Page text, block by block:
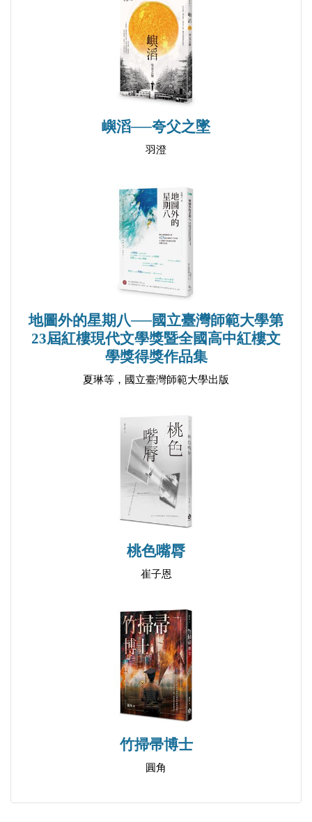
嶼滔──夸父之墜
羽澄
地圖外的星期八──國立臺灣師範大學第
23屆紅樓現代文學獎暨全國高中紅樓文
學獎得獎作品集
夏琳等，國立臺灣師範大學出版
桃色嘴脣
崔子恩
竹掃帚博士
圓角